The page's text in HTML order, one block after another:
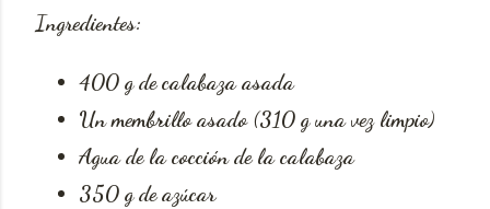
Ingredientes:
400 g de calabaza asada
Un membrillo asado (310 g una vez limpio)
Agua de la cocción de la calabaza
350 g de azúcar